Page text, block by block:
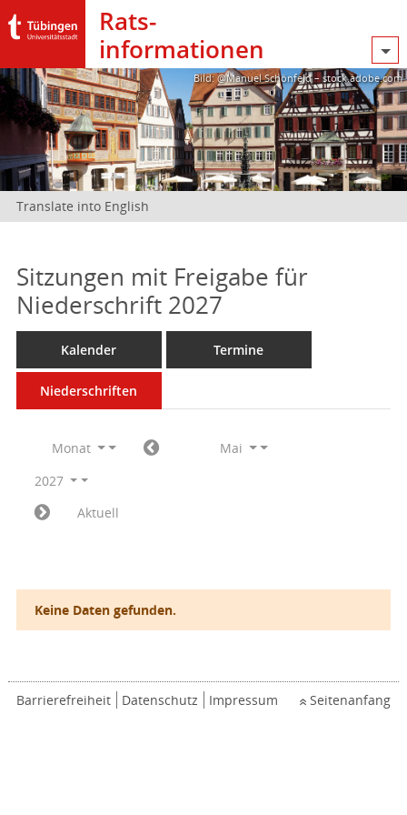
Rats­
informationen
Bild: @Manuel Schönfeld – stock.adobe.com
Translate into English
Sitzungen mit Freigabe für
Niederschrift 2027
Kalender Termine
Niederschriften
Monat
Mai
2027
Aktuell
Keine Daten gefunden.
Barrierefreiheit Datenschutz Impressum Seitenanfang